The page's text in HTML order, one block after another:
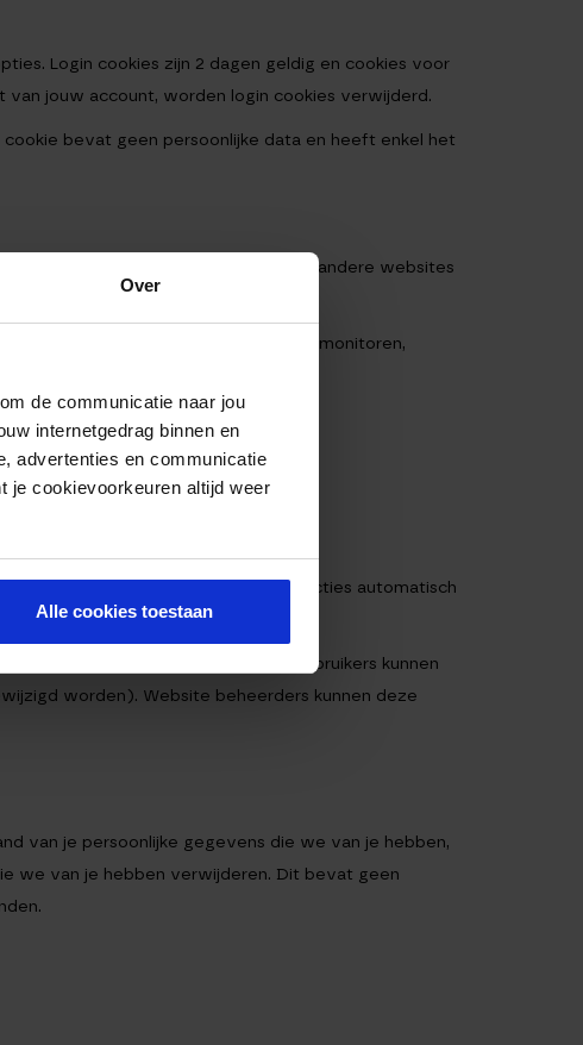
Over
de communicatie naar jou
internetgedrag binnen en
advertenties en communicatie
je cookievoorkeuren altijd weer
Alle cookies toestaan
Login cookies zijn 2 dagen geldig en cookies voor
van jouw account, worden login cookies verwijderd.
bevat geen persoonlijke data en heeft enkel het
etc.). Ingesloten inhoud van andere websites
met deze ingesloten inhoud monitoren,
deze manier kunnen we vervolgreacties automatisch
in hun gebruikersprofiel. Alle gebruikers kunnen
worden). Website beheerders kunnen deze
van je persoonlijke gegevens die we van je hebben,
we van je hebben verwijderen. Dit bevat geen